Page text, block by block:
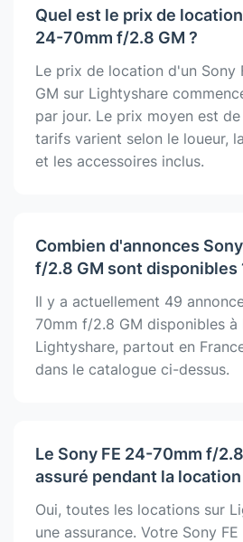
Quel est le prix de
24-70mm f/2.8 GM ?
Le prix de location d'un Sony
GM sur Lightyshare
par jour. Le prix moyen est
tarifs varient selon le loueur,
et les accessoires inclus.
Combien d'annonces
f/2.8 GM sont disponibles
Il y a actuellement 49
70mm f/2.8 GM disponibles
Lightyshare, partout en
dans le catalogue ci-dessus.
Le Sony FE 24-70mm f/
assuré pendant la location
Oui, toutes les locations sur
une assurance. Votre Sony